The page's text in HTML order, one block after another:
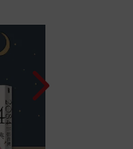
在多年
而《紐
名盡忠
，這使
廣島〉
告商也
的想法